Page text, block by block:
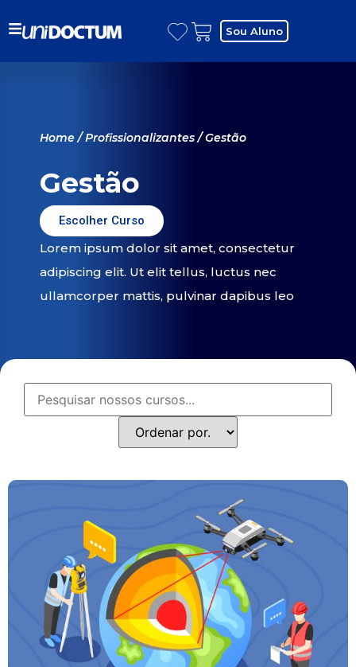
Sou Aluno
Home/Profissionalizantes/ Gestão
Gestão
Escolher Curso
Lorem ipsum dolor sit amet, consectetur
adipiscing elit. Ut elit tellus, luctus nec
ullamcorper mattis, pulvinar dapibus leo